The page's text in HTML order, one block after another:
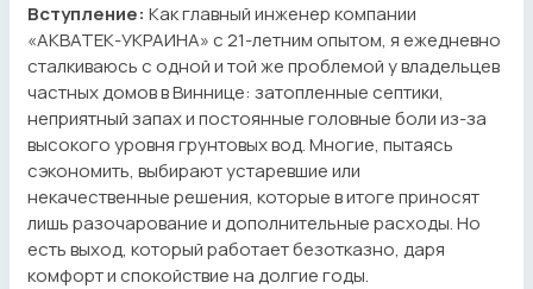
Вступление: Как главный инженер компании
«АКВАТЕК-УКРАИНА» с 21-летним опытом, я ежедневно
сталкиваюсь с одной и той же проблемой у владельцев
частных домов в Виннице: затопленные септики,
неприятный запах и постоянные головные боли из-за
высокого уровня грунтовых вод. Многие, пытаясь
сэкономить, выбирают устаревшие или
некачественные решения, которые в итоге приносят
лишь разочарование и дополнительные расходы. Но
есть выход, который работает безотказно, даря
комфорт и спокойствие на долгие годы.